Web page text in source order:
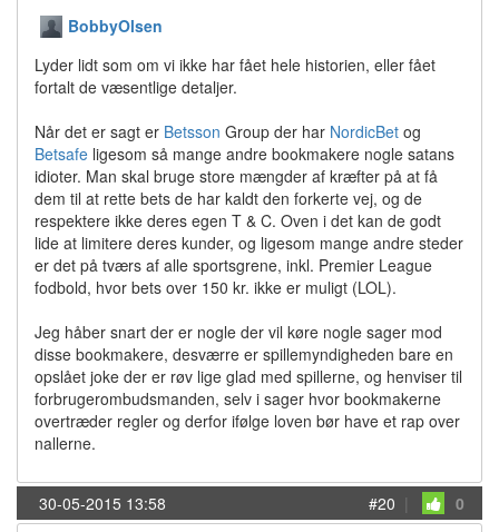
BobbyOlsen
Lyder lidt som om vi ikke har fået hele historien, eller fået
fortalt de væsentlige detaljer.
Når det er sagt er Betsson Group der har NordicBet og
Betsafe ligesom så mange andre bookmakere nogle satans
idioter. Man skal bruge store mængder af kræfter på at få
dem til at rette bets de har kaldt den forkerte vej, og de
respektere ikke deres egen T & C. Oven i det kan de godt
lide at limitere deres kunder, og ligesom mange andre steder
er det på tværs af alle sportsgrene, inkl. Premier League
fodbold, hvor bets over 150 kr. ikke er muligt (LOL).
Jeg håber snart der er nogle der vil køre nogle sager mod
disse bookmakere, desværre er spillemyndigheden bare en
opslået joke der er røv lige glad med spillerne, og henviser til
forbrugerombudsmanden, selv i sager hvor bookmakerne
overtræder regler og derfor ifølge loven bør have et rap over
nallerne.
30-05-2015 13:58 #20 | 0